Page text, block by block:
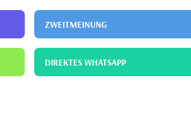
ZWEITMEINUNG
DIREKTES WHATSAPP